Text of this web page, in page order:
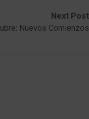
Next Post
Nuevos Comienzos